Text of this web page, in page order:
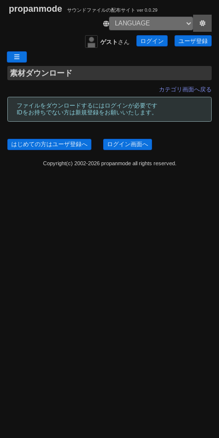
propanmode サウンドファイルの配布サイト ver 0.0.29
ゲスト さん ログイン ユーザ登録
素材ダウンロード
カテゴリ画面へ戻る
ファイルをダウンロードするにはログインが必要です
IDをお持ちでない方は新規登録をお願いいたします。
はじめての方はユーザ登録へ ログイン画面へ
Copyright(c) 2002-2026 propanmode all rights reserved.